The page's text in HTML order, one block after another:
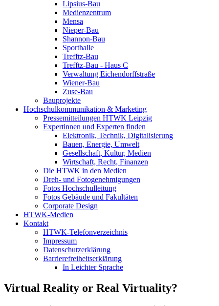
Lipsius-Bau
Medienzentrum
Mensa
Nieper-Bau
Shannon-Bau
Sporthalle
Trefftz-Bau
Trefftz-Bau - Haus C
Verwaltung Eichendorffstraße
Wiener-Bau
Zuse-Bau
Bauprojekte
Hochschulkommunikation & Marketing
Pressemitteilungen HTWK Leipzig
Expertinnen und Experten finden
Elektronik, Technik, Digitalisierung
Bauen, Energie, Umwelt
Gesellschaft, Kultur, Medien
Wirtschaft, Recht, Finanzen
Die HTWK in den Medien
Dreh- und Fotogenehmigungen
Fotos Hochschulleitung
Fotos Gebäude und Fakultäten
Corporate Design
HTWK-Medien
Kontakt
HTWK-Telefonverzeichnis
Impressum
Datenschutzerklärung
Barrierefreiheitserklärung
In Leichter Sprache
Virtual Reality or Real Virtuality?